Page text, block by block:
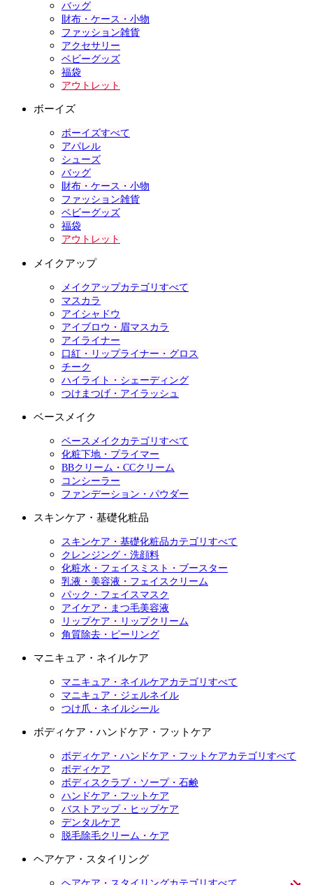
バッグ
財布・ケース・小物
ファッション雑貨
アクセサリー
ベビーグッズ
福袋
アウトレット
ボーイズ
ボーイズすべて
アパレル
シューズ
バッグ
財布・ケース・小物
ファッション雑貨
ベビーグッズ
福袋
アウトレット
メイクアップ
メイクアップカテゴリすべて
マスカラ
アイシャドウ
アイブロウ・眉マスカラ
アイライナー
口紅・リップライナー・グロス
チーク
ハイライト・シェーディング
つけまつげ・アイラッシュ
ベースメイク
ベースメイクカテゴリすべて
化粧下地・プライマー
BBクリーム・CCクリーム
コンシーラー
ファンデーション・パウダー
スキンケア・基礎化粧品
スキンケア・基礎化粧品カテゴリすべて
クレンジング・洗顔料
化粧水・フェイスミスト・ブースター
乳液・美容液・フェイスクリーム
パック・フェイスマスク
アイケア・まつ毛美容液
リップケア・リップクリーム
角質除去・ピーリング
マニキュア・ネイルケア
マニキュア・ネイルケアカテゴリすべて
マニキュア・ジェルネイル
つけ爪・ネイルシール
ボディケア・ハンドケア・フットケア
ボディケア・ハンドケア・フットケアカテゴリすべて
ボディケア
ボディスクラブ・ソープ・石鹸
ハンドケア・フットケア
バストアップ・ヒップケア
デンタルケア
脱毛除毛クリーム・ケア
ヘアケア・スタイリング